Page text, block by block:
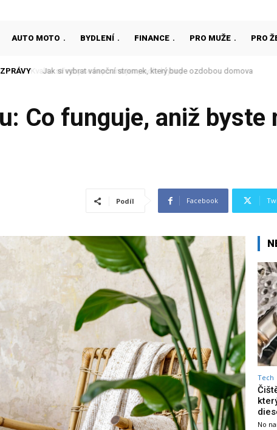
AUTO MOTO BYDLENÍ FINANCE PRO MUŽE PRO
Jak si vybrat vánoční stromek, který bude ozdobou domova
Co funguje, aniž byste
Podíl Facebook
Tech
No